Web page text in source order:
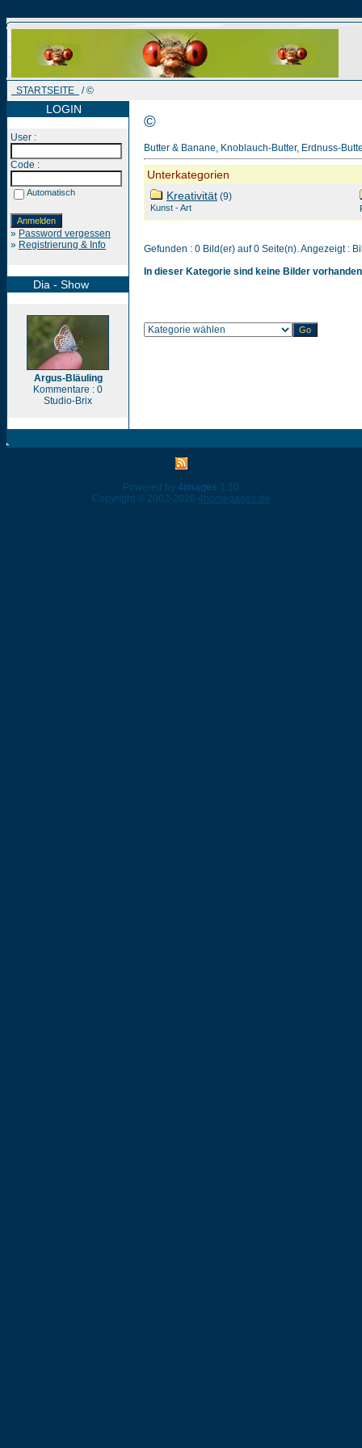
STARTSEITE / ©
LOGIN
User :
Code :
Automatisch
» Password vergessen
» Registrierung & Info
Dia - Show
Argus-Bläuling
Kommentare : 0
Studio-Brix
©
Butter & Banane, Knoblauch-Butter, Erdnuss-
Unterkategorien
Kreativität (9)
Kunst - Art
Gefunden : 0 Bild(er) auf 0 Seite(n). Angezeigt :
In dieser Kategorie sind keine Bilder
Powered by 4images 1.10
Copyright © 2002-2026 4homepages.de